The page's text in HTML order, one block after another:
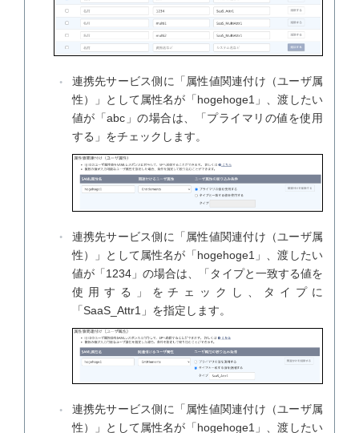
連携先サービス側に「属性値関連付け（ユーザ属
性）」として属性名が「hogehoge1」、渡したい
値が「abc」の場合は、「プライマリの値を使用
する」をチェックします。
連携先サービス側に「属性値関連付け（ユーザ属
性）」として属性名が「hogehoge1」、渡したい
値が「1234」の場合は、「タイプと一致する値を
使用する」をチェックし、タイプに
「SaaS_Attr1」を指定します。
連携先サービス側に「属性値関連付け（ユーザ属
性）」として属性名が「hogehoge1」、渡したい